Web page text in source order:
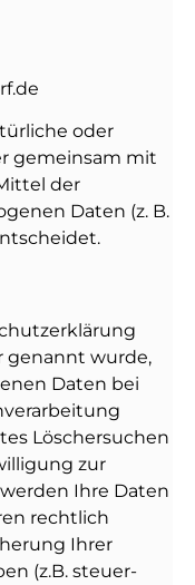
oder
gemeinsam mit
der
Daten (z. B.
genannt wurde,
Daten bei
Löschersuchen
zur
Ihre Daten
rechtlich
Ihrer
(z.B. steuer-